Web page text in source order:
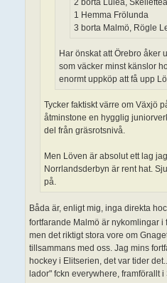
1 Hemma Frölunda
3 borta Malmö, Rögle
Har önskat att Örebro åker
som väcker minst känslor
enormt uppköp att få upp
Tycker faktiskt värre om Växjö
åtminstone en hygglig
del från gräsrotsnivå.
Men Löven är absolut ett lag
Norrlandsderbyn är rent hat.
på.
Båda är, enligt mig, inga direkta
fortfarande Malmö är nykomlingar i
men det riktigt stora vore om
tillsammans med oss. Jag mins
hockey i Elitserien, det var tider
lador" fckn everywhere, framförallt i